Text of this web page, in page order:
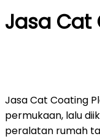
Jasa Cat
Jasa Cat Coating
permukaan, lalu
peralatan rumah